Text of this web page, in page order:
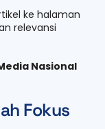
ke halaman
relevansi
Nasional
Fokus